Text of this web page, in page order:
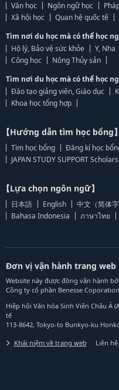
Văn học
Ngôn ngữ học
Xã hội học
Quan hệ quốc tế
Tìm nơi du học mà có thể học
Hộ lý, Bảo vệ sức khỏe
Y, Nha
Công học
Nông Thủy sản
Tìm nơi du học mà có thể học
Đào tạo giảng viên, Giáo dục
Khoa học tổng hợp
【Hướng dẫn tìm học bổng】
Tìm học bổng
Đăng kí học
JAPAN STUDY SUPPORT
【Lựa chọn ngôn ngữ】
日本語 English 中文（简体字
Bahasa Indonesia
ภาษาไทย
Đơn vị vận hành trang web
Website này được đồng vận hành
Công ty cổ phần Benesse
Hiệp hội Văn hóa Sinh Viên Châu Á
tế
113-8642, Tokyo-to Bunkyo-ku
Khái niệm về trang web Liên hệ